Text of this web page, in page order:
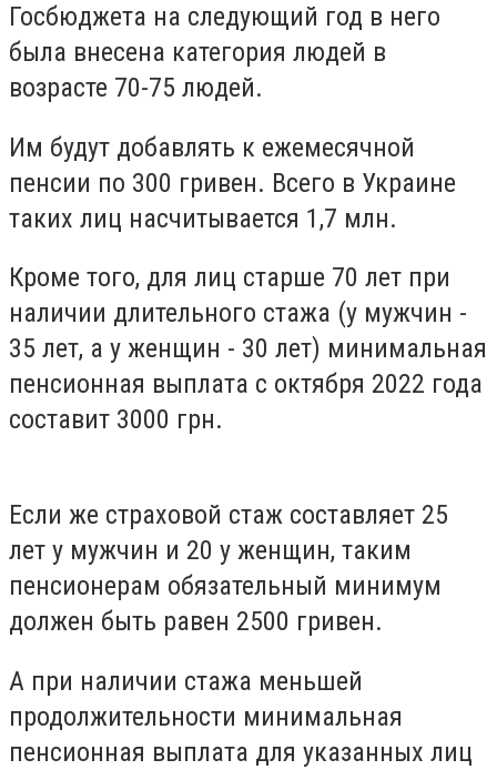
Госбюджета на следующий год в него
была внесена категория людей в
возрасте 70-75 людей.
Им будут добавлять к ежемесячной
пенсии по 300 гривен. Всего в Украине
таких лиц насчитывается 1,7 млн.
Кроме того, для лиц старше 70 лет при
наличии длительного стажа (у мужчин -
35 лет, а у женщин - 30 лет) минимальная
пенсионная выплата с октября 2022 года
составит 3000 грн.
Если же страховой стаж составляет 25
лет у мужчин и 20 у женщин, таким
пенсионерам обязательный минимум
должен быть равен 2500 гривен.
А при наличии стажа меньшей
продолжительности минимальная
пенсионная выплата для указанных лиц